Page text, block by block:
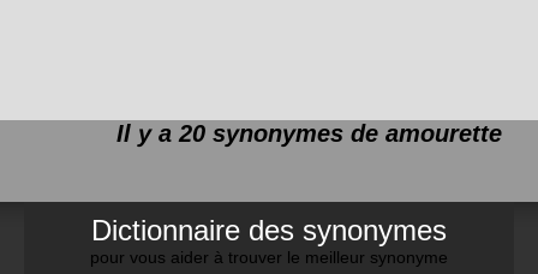
Il y a 20 synonymes de amourette
Dictionnaire des synonymes
pour vous aider à trouver le meilleur synonyme